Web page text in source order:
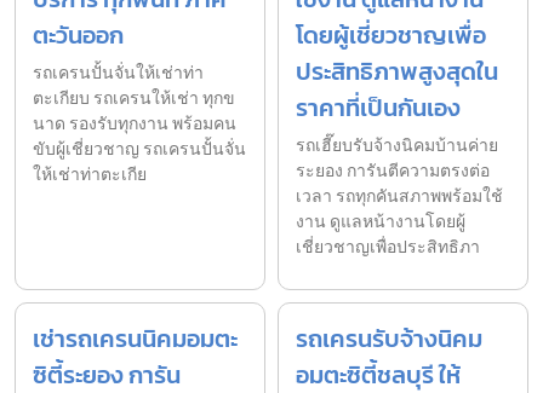
ตะวันออก
รถเครนปั้นจั่นให้เช่าท่า
ตะเกียบ รถเครนให้เช่า ทุกข
นาด รองรับทุกงาน พร้อมคน
ขับผู้เชี่ยวชาญ รถเครนปั้นจั่น
ให้เช่าท่าตะเกีย
โดยผู้เชี่ยวชาญเพื่อ
ประสิทธิภาพสูงสุดใน
ราคาที่เป็นกันเอง
รถเฮี๊ยบรับจ้างนิคมบ้านค่าย
ระยอง การันตีความตรงต่อ
เวลา รถทุกคันสภาพพร้อมใช้
งาน ดูแลหน้างานโดยผู้
เชี่ยวชาญเพื่อประสิทธิภา
เช่ารถเครนนิคมอมตะ
ซิตี้ระยอง การัน
รถเครนรับจ้างนิคม
อมตะซิตี้ชลบุรี ให้